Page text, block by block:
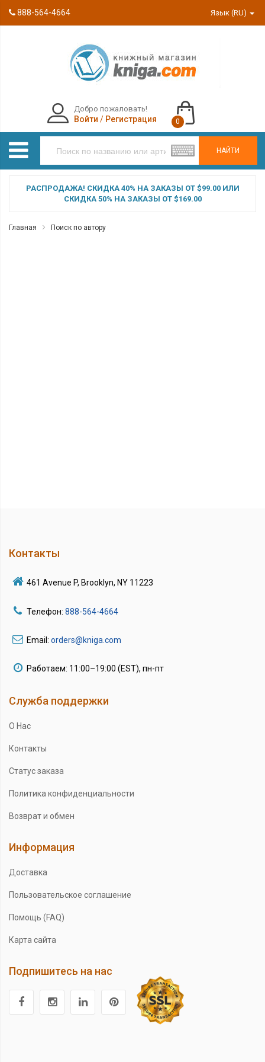
888-564-4664 Язык (RU)
НАЙТИ
Добро пожаловать!
Войти / Регистрация 0
РАСПРОДАЖА! СКИДКА 40% НА ЗАКАЗЫ ОТ $99.00 ИЛИ
СКИДКА 50% НА ЗАКАЗЫ ОТ $169.00
Главная Поиск по автору
Контакты
461 Avenue P, Brooklyn, NY 11223
Телефон: 888-564-4664
Email: orders@kniga.com
Работаем: 11:00–19:00 (EST), пн-пт
Служба поддержки
О Нас
Контакты
Статус заказа
Политика конфиденциальности
Возврат и обмен
Информация
Доставка
Пользовательское соглашение
Помощь (FAQ)
Карта сайта
Подпишитесь на нас